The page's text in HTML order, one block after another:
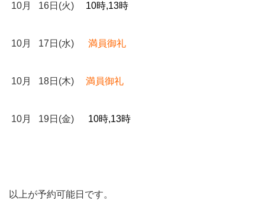
10月 16日(火) 10時,13時
10月 17日(水) 満員御礼
10月 18日(木) 満員御礼
10月 19日(金) 10時,13時
以上が予約可能日です。